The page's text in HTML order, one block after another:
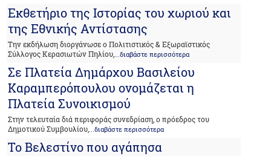
Εκθετήριο της Ιστορίας του χωριού και
της Εθνικής Αντίστασης
Την εκδήλωση διοργάνωσε ο Πολιτιστικός & Εξωραϊστικός
Σύλλογος Κερασιωτών Πηλίου,...διαβάστε περισσότερα
Σε Πλατεία Δημάρχου Βασιλείου
Καραμπερόπουλου ονομάζεται η
Πλατεία Συνοικισμού
Στην τελευταία διά περιφοράς συνεδρίαση, ο πρόεδρος του
Δημοτικού Συμβουλίου,...διαβάστε περισσότερα
Το Βελεστίνο που αγάπησα